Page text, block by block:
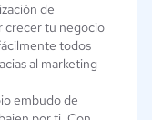
de
crecer tu negocio
todos
al marketing
embudo de